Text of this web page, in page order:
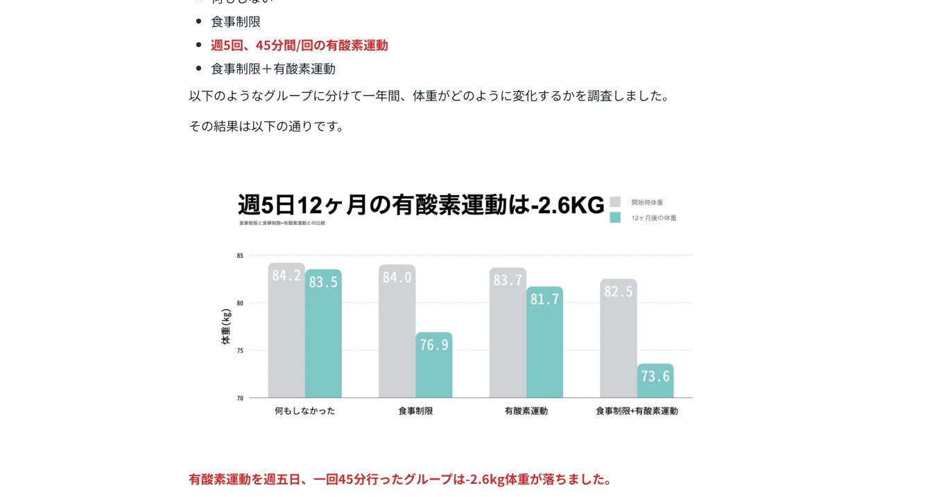
食事制限
週5回、45分間/回の有酸素運動
食事制限＋有酸素運動
以下のようなグループに分けて一年間、体重がどのように変化するかを調査しました。
その結果は以下の通りです。
有酸素運動を週五日、一回45分行ったグループは-2.6kg体重が落ちました。